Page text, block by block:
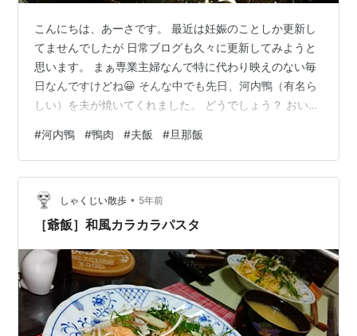
こんにちは、あーさです。 最近は妊娠のことしか更新し
てませんでしたが 日常ブログも久々に更新してみようと
思います。 まぁ専業主婦なんで特に代わり映えのない毎
日なんですけどね😀 そんな中でも先日、河内鴨（有名ら
しい）を夫が焼いてくれました。 どうでしょう？ おいし
ぴやったようで生臭さがあり、 私妊婦なので生ものあた
るのも嫌やし、もうちょっと焼こっか！と なったのが間
違いだったようでカッチカチのお肉になっちゃいました
(笑) 最初のこの写真の状態でいけてたっぽいねってあと
で反省会しました★ ついでに鴨肉について調べてみたん
#河内鴨 #鴨肉 #夫飯 #旦那飯
しゃくじい散歩 • 5年前
［爺飯］和風カラカラパスタ